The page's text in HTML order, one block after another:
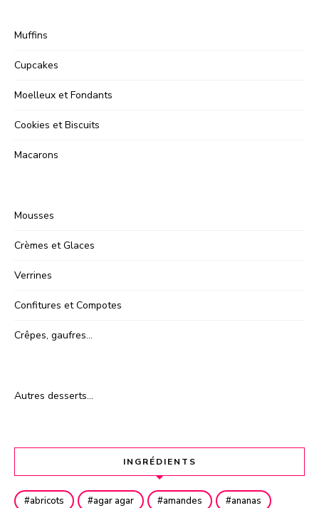
Muffins
Cupcakes
Moelleux et Fondants
Cookies et Biscuits
Macarons
Mousses
Crèmes et Glaces
Verrines
Confitures et Compotes
Crêpes, gaufres…
Autres desserts…
INGRÉDIENTS
abricots agar agar amandes ananas